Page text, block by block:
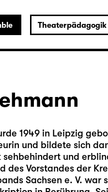
Theaterpädagogik
1949 in Leipzig
und bildete sich
und
des Vorstandes der
Sachsen e. V.